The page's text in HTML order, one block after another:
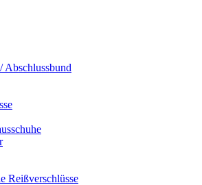
Abschlussbund
Reißverschlüsse